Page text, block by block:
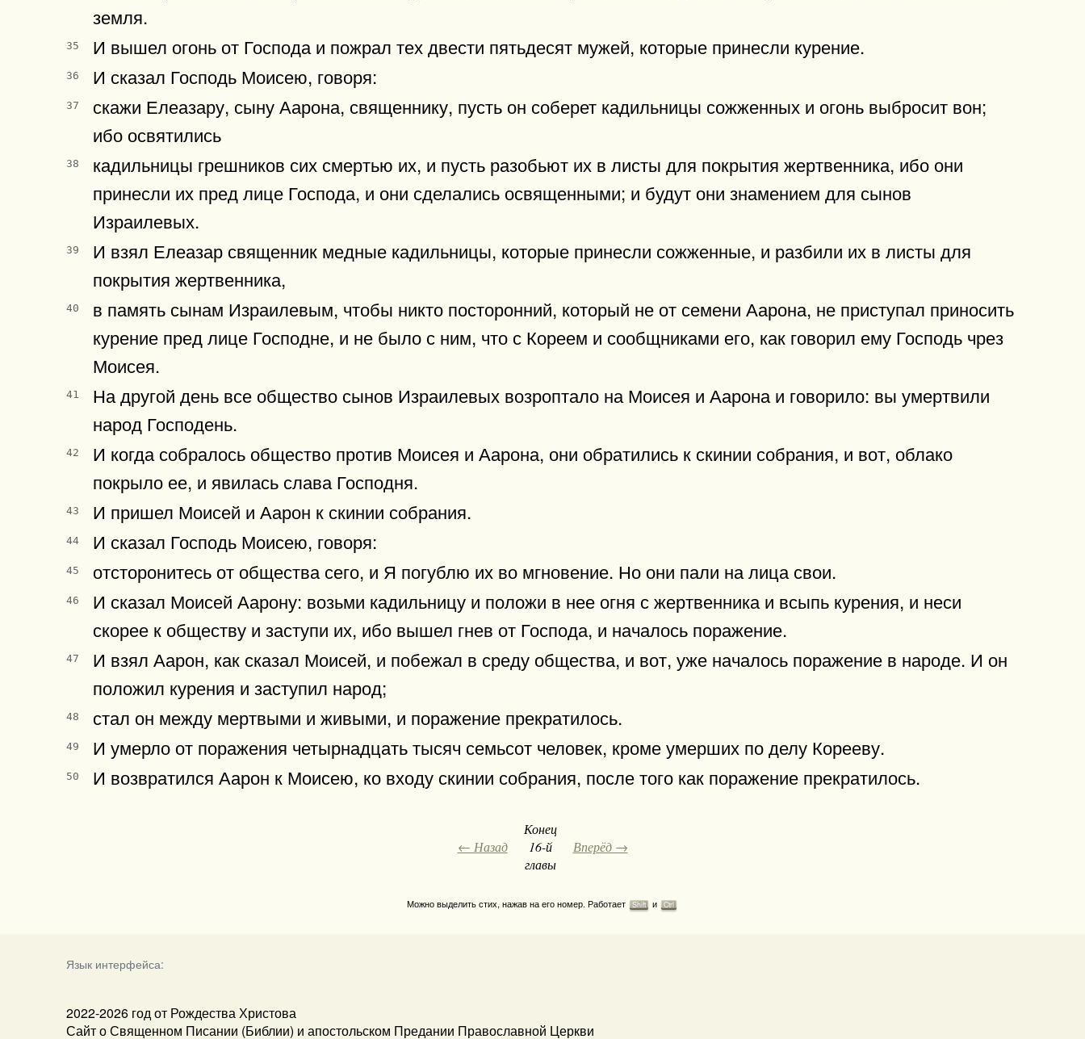
земля.
35 И вышел огонь от Господа и пожрал тех двести пятьдесят мужей, которые принесли курение.
36 И сказал Господь Моисею, говоря:
37
скажи Елеазару, сыну Аарона, священнику, пусть он соберет кадильницы сожженных и огонь выбросит вон;
ибо освятились
38
кадильницы грешников сих смертью их, и пусть разобьют их в листы для покрытия жертвенника, ибо они
принесли их пред лице Господа, и они сделались освященными; и будут они знамением для сынов
Израилевых.
39
И взял Елеазар священник медные кадильницы, которые принесли сожженные, и разбили их в листы для
покрытия жертвенника,
40
в память сынам Израилевым, чтобы никто посторонний, который не от семени Аарона, не приступал приносить
курение пред лице Господне, и не было с ним, что с Кореем и сообщниками его, как говорил ему Господь чрез
Моисея.
41
На другой день все общество сынов Израилевых возроптало на Моисея и Аарона и говорило: вы умертвили
народ Господень.
42
И когда собралось общество против Моисея и Аарона, они обратились к скинии собрания, и вот, облако
покрыло ее, и явилась слава Господня.
43 И пришел Моисей и Аарон к скинии собрания.
44 И сказал Господь Моисею, говоря:
45 отсторонитесь от общества сего, и Я погублю их во мгновение. Но они пали на лица свои.
46
И сказал Моисей Аарону: возьми кадильницу и положи в нее огня с жертвенника и всыпь курения, и неси
скорее к обществу и заступи их, ибо вышел гнев от Господа, и началось поражение.
47
И взял Аарон, как сказал Моисей, и побежал в среду общества, и вот, уже началось поражение в народе. И он
положил курения и заступил народ;
48 стал он между мертвыми и живыми, и поражение прекратилось.
49 И умерло от поражения четырнадцать тысяч семьсот человек, кроме умерших по делу Корееву.
50 И возвратился Аарон к Моисею, ко входу скинии собрания, после того как поражение прекратилось.
← Назад
Конец
16-й
главы
Вперёд →
Можно выделить стих, нажав на его номер. Работает Shift и Ctrl
Язык интерфейса:
2022-2026 год от Рождества Христова
Сайт о Священном Писании (Библии) и апостольском Предании Православной Церкви